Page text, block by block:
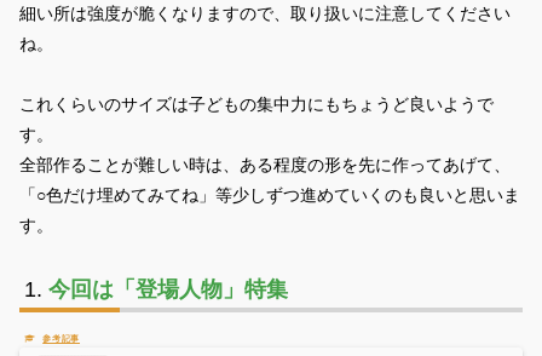
細い所は強度が脆くなりますので、取り扱いに注意してください
ね。
これくらいのサイズは子どもの集中力にもちょうど良いようで
す。
全部作ることが難しい時は、ある程度の形を先に作ってあげて、
「○色だけ埋めてみてね」等少しずつ進めていくのも良いと思いま
す。
今回は「登場人物」特集